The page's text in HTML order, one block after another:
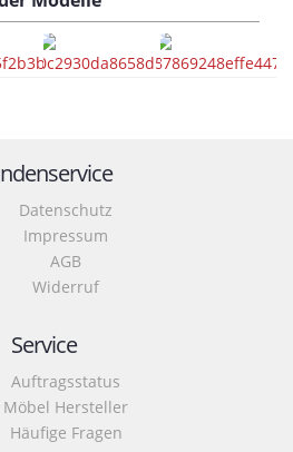
Datenschutz
Impressum
AGB
Widerruf
Service
Auftragsstatus
Möbel Hersteller
Häufige Fragen